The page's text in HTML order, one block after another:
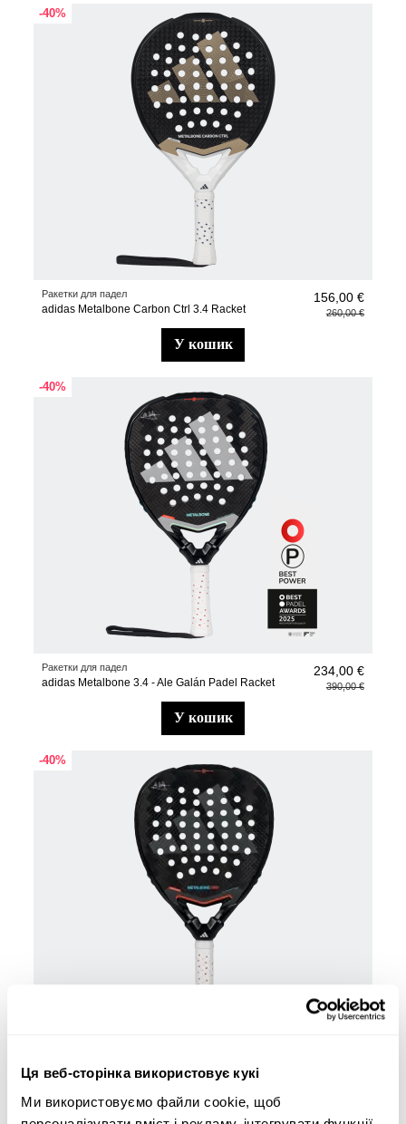
Ця веб-сторінка використовує кукі
Ми використовуємо файли cookie, щоб
-40%
Ракетки для падел
adidas Metalbone Carbon Ctrl 3.4 Racket
156,00 €
260,00 €
у кошик
-40%
Ракетки для падел
adidas Metalbone 3.4 - Ale Galán Padel Racket
234,00 €
390,00 €
у кошик
-40%